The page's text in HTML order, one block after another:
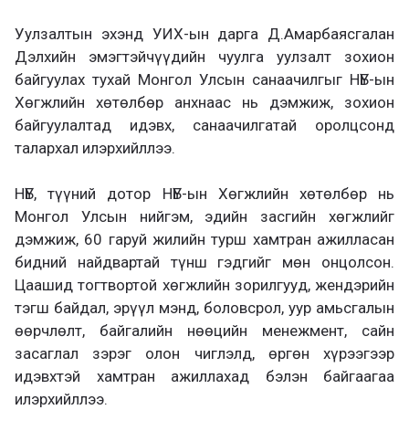
Уулзалтын эхэнд УИХ-ын дарга Д.Амарбаясгалан
Дэлхийн эмэгтэйчүүдийн чуулга уулзалт зохион
байгуулах тухай Монгол Улсын санаачилгыг НҮБ-ын
Хөгжлийн хөтөлбөр анхнаас нь дэмжиж, зохион
байгуулалтад идэвх, санаачилгатай оролцсонд
талархал илэрхийллээ.
НҮБ, түүний дотор НҮБ-ын Хөгжлийн хөтөлбөр нь
Монгол Улсын нийгэм, эдийн засгийн хөгжлийг
дэмжиж, 60 гаруй жилийн турш хамтран ажилласан
бидний найдвартай түнш гэдгийг мөн онцолсон.
Цаашид тогтвортой хөгжлийн зорилгууд, жендэрийн
тэгш байдал, эрүүл мэнд, боловсрол, уур амьсгалын
өөрчлөлт, байгалийн нөөцийн менежмент, сайн
засаглал зэрэг олон чиглэлд, өргөн хүрээгээр
идэвхтэй хамтран ажиллахад бэлэн байгаагаа
илэрхийллээ.